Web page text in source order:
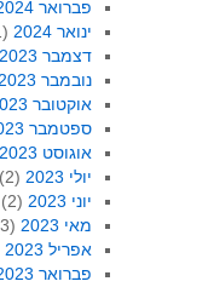
פברואר 2024
ינואר 2024
(1)
דצמבר 2023
נובמבר 2023
אוקטובר 2023
ספטמבר 2023
אוגוסט 2023
יולי 2023
(2)
יוני 2023
(2)
מאי 2023
(3)
אפריל 2023
פברואר 2023